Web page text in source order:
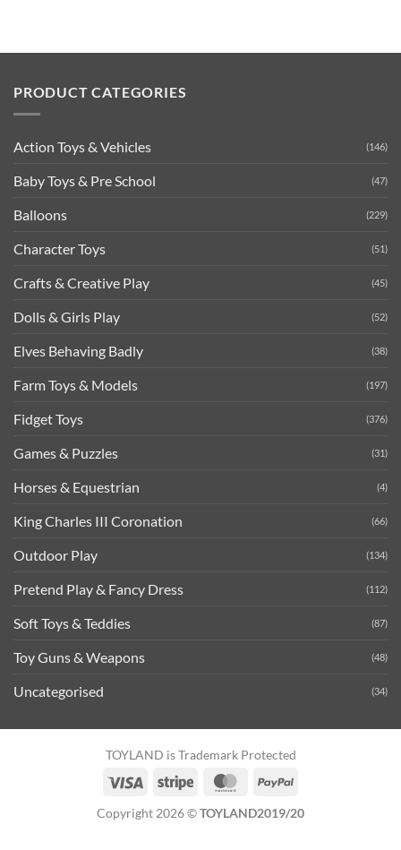
PRODUCT CATEGORIES
Action Toys & Vehicles (146)
Baby Toys & Pre School (47)
Balloons (229)
Character Toys (51)
Crafts & Creative Play (45)
Dolls & Girls Play (52)
Elves Behaving Badly (38)
Farm Toys & Models (197)
Fidget Toys (376)
Games & Puzzles (31)
Horses & Equestrian (4)
King Charles III Coronation (66)
Outdoor Play (134)
Pretend Play & Fancy Dress (112)
Soft Toys & Teddies (87)
Toy Guns & Weapons (48)
Uncategorised (34)
TOYLAND is Trademark Protected
Visa
Stripe MasterCardPayPal
Copyright 2026 ©TOYLAND2019/20